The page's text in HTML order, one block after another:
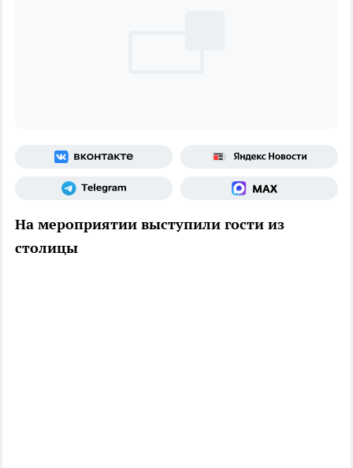
На мероприятии выступили гости из
столицы